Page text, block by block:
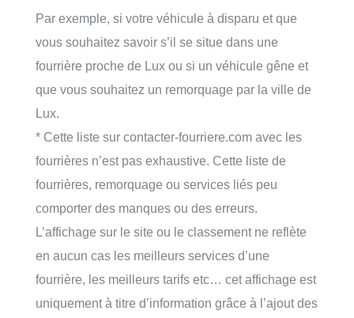
Par exemple, si votre véhicule à disparu et que
vous souhaitez savoir s’il se situe dans une
fourrière proche de Lux ou si un véhicule gêne et
que vous souhaitez un remorquage par la ville de
Lux.
* Cette liste sur contacter-fourriere.com avec les
fourrières n’est pas exhaustive. Cette liste de
fourrières, remorquage ou services liés peu
comporter des manques ou des erreurs.
L’affichage sur le site ou le classement ne reflète
en aucun cas les meilleurs services d’une
fourrière, les meilleurs tarifs etc… cet affichage est
uniquement à titre d’information grâce à l’ajout des